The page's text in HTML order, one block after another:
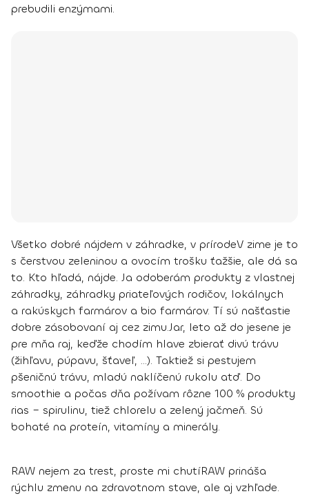
prebudili enzýmami.
Všetko dobré nájdem v záhradke, v prírodeV zime je to
s čerstvou zeleninou a ovocím trošku ťažšie, ale dá sa
to. Kto hľadá, nájde. Ja odoberám produkty z vlastnej
záhradky, záhradky priateľových rodičov, lokálnych
a rakúskych farmárov a bio farmárov. Tí sú našťastie
dobre zásobovaní aj cez zimu.Jar, leto až do jesene je
pre mňa raj, keďže chodím hlave zbierať divú trávu
(žihľavu, púpavu, šťaveľ, ...). Taktiež si pestujem
pšeničnú trávu, mladú naklíčenú rukolu atď. Do
smoothie a počas dňa požívam rôzne 100 % produkty
rias – spirulinu, tiež chlorelu a zelený jačmeň. Sú
bohaté na proteín, vitamíny a minerály.
RAW nejem za trest, proste mi chutíRAW prináša
rýchlu zmenu na zdravotnom stave, ale aj vzhľade.